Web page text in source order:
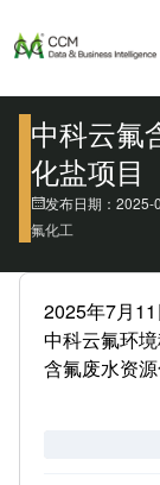
中科云氟
化盐项目
发布日期：2025-
氟化工
2025年7月
中科云氟环
含氟废水资